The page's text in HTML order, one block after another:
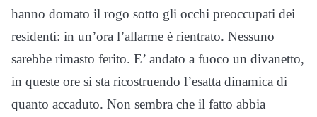
hanno domato il rogo sotto gli occhi preoccupati dei
residenti: in un’ora l’allarme è rientrato. Nessuno
sarebbe rimasto ferito. E’ andato a fuoco un divanetto,
in queste ore si sta ricostruendo l’esatta dinamica di
quanto accaduto. Non sembra che il fatto abbia